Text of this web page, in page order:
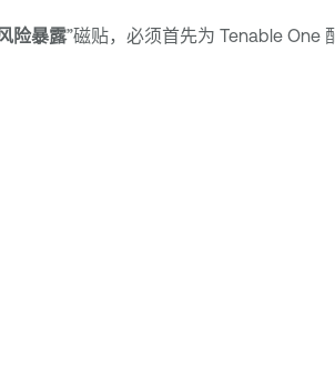
险暴露”磁贴，必须首先为 Tenable One